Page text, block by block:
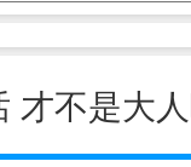
才不是大